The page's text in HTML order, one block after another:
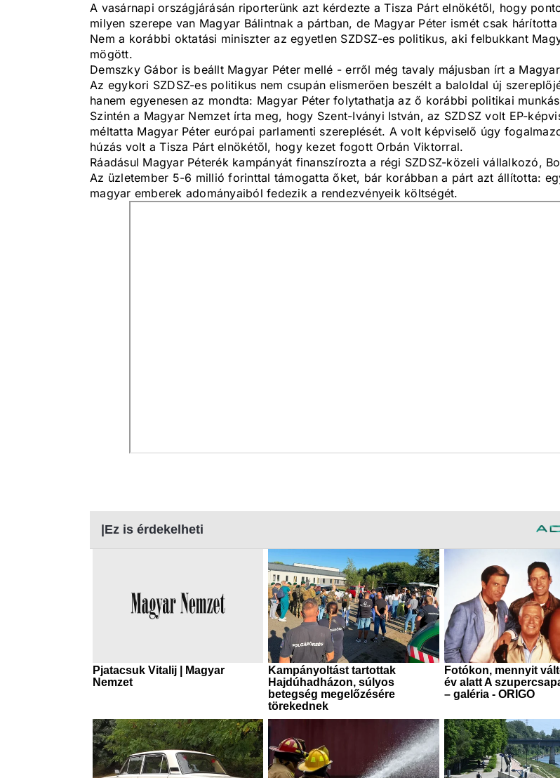
A vasárnapi országjárásán riporterünk azt kérdezte a Tisza Párt elnökétől, hogy
milyen szerepe van Magyar Bálintnak a pártban, de Magyar Péter ismét csak
Nem a korábbi oktatási miniszter az egyetlen SZDSZ-es politikus, aki felbukkant
mögött.
Demszky Gábor is beállt Magyar Péter mellé - erről még tavaly májusban írt a
Az egykori SZDSZ-es politikus nem csupán elismerően beszélt a baloldal új
hanem egyenesen az mondta: Magyar Péter folytathatja az ő korábbi politikai
Szintén a Magyar Nemzet írta meg, hogy Szent-Iványi István, az SZDSZ volt EP-
méltatta Magyar Péter európai parlamenti szereplését. A volt képviselő úgy
húzás volt a Tisza Párt elnökétől, hogy kezet fogott Orbán Viktorral.
Ráadásul Magyar Péterék kampányát finanszírozta a régi SZDSZ-közeli vállalkozó,
Az üzletember 5-6 millió forinttal támogatta őket, bár korábban a párt azt állította:
magyar emberek adományaiból fedezik a rendezvényeik költségét.